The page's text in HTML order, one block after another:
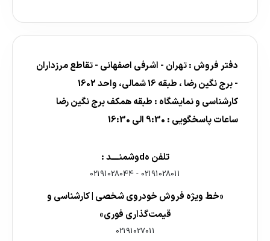
دفتر فروش : تهران - اشرفی اصفهانی - تقاطع مرزداران
- برج نگین رضا ، طبقه 16 شمالی، واحد 1602
کارشناسی و نمایشگاه : طبقه همکف برج نگین رضا
ساعات پاسخگویی : 9:30 الی 16:30
تلفن هdوشمنــــد :
02191028011
-
02191028044
«خط ویژه فروش خودروی شخصی | کارشناسی و
قیمت‌گذاری فوری»
02191027011